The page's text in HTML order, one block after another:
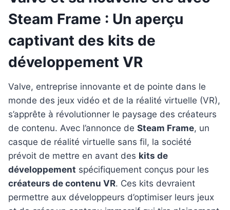
Steam Frame : Un aperçu
captivant des kits de
développement VR
Valve, entreprise innovante et de pointe dans le
monde des jeux vidéo et de la réalité virtuelle (VR),
s’apprête à révolutionner le paysage des créateurs
de contenu. Avec l’annonce de Steam Frame, un
casque de réalité virtuelle sans fil, la société
prévoit de mettre en avant des kits de
développement spécifiquement conçus pour les
créateurs de contenu VR. Ces kits devraient
permettre aux développeurs d’optimiser leurs jeux